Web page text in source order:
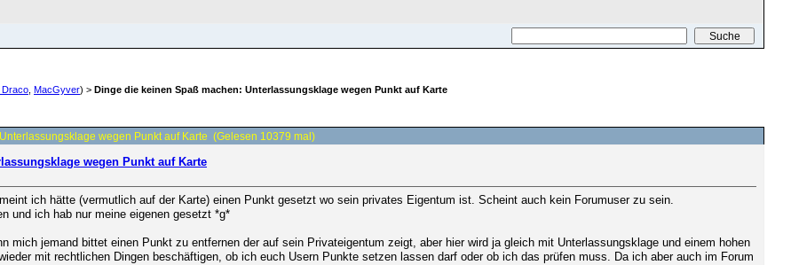
Draco MacGyver) > Dinge die keinen Spaß machen: Unterlassungsklage wegen Punkt auf Karte
wegen Punkt auf Karte (Gelesen 10379 mal)
wegen Punkt auf Karte
ich hätte (vermutlich auf der Karte) einen Punkt gesetzt wo sein privates Eigentum ist. Scheint auch kein Forumuser zu sein.
und ich hab nur meine eigenen gesetzt *g*
mich jemand bittet einen Punkt zu entfernen der auf sein Privateigentum zeigt, aber hier wird ja gleich mit Unterlassungsklage und einem hohen
mit rechtlichen Dingen beschäftigen, ob ich euch Usern Punkte setzen lassen darf oder ob ich das prüfen muss. Da ich aber auch im Forum